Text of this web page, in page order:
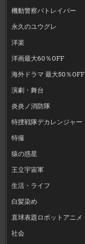
機動警察パトレイバー
永久のユウグレ
洋楽
洋画最大60％OFF
海外ドラマ 最大50％OFF
演劇・舞台
炎炎ノ消防隊
特捜戦隊デカレンジャー
特撮
猿の惑星
王立宇宙軍
生活・ライフ
白髪染め
直球表題ロボットアニメ
社会